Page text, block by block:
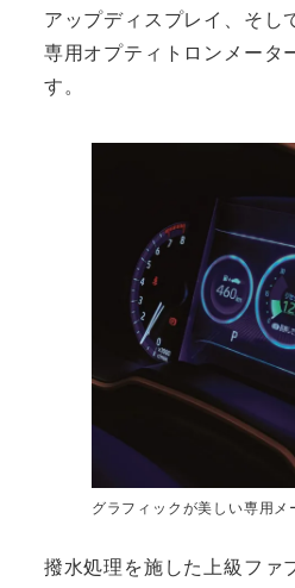
アップディスプレイ、そし
専用オプティトロンメータ
す。
グラフィックが美しい専用メ
撥水処理を施した上級ファ